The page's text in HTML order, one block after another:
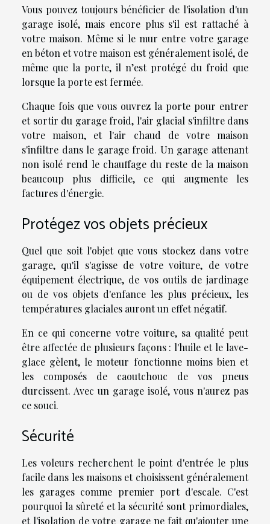
Vous pouvez toujours bénéficier de l'isolation d'un
garage isolé, mais encore plus s'il est rattaché à
votre maison. Même si le mur entre votre garage
en béton et votre maison est généralement isolé, de
même que la porte, il n’est protégé du froid que
lorsque la porte est fermée.
Chaque fois que vous ouvrez la porte pour entrer
et sortir du garage froid, l'air glacial s'infiltre dans
votre maison, et l'air chaud de votre maison
s'infiltre dans le garage froid. Un garage attenant
non isolé rend le chauffage du reste de la maison
beaucoup plus difficile, ce qui augmente les
factures d'énergie.
Protégez vos objets précieux
Quel que soit l'objet que vous stockez dans votre
garage, qu'il s'agisse de votre voiture, de votre
équipement électrique, de vos outils de jardinage
ou de vos objets d'enfance les plus précieux, les
températures glaciales auront un effet négatif.
En ce qui concerne votre voiture, sa qualité peut
être affectée de plusieurs façons : l'huile et le lave-
glace gèlent, le moteur fonctionne moins bien et
les composés de caoutchouc de vos pneus
durcissent. Avec un garage isolé, vous n'aurez pas
ce souci.
Sécurité
Les voleurs recherchent le point d'entrée le plus
facile dans les maisons et choisissent généralement
les garages comme premier port d'escale. C'est
pourquoi la sûreté et la sécurité sont primordiales,
et l'isolation de votre garage ne fait qu'ajouter une